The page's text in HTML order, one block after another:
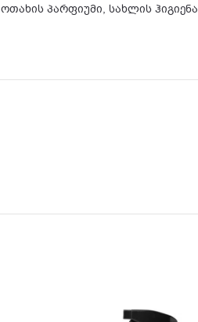
ოთახის პარფიუმი, სახლის ჰიგიენა